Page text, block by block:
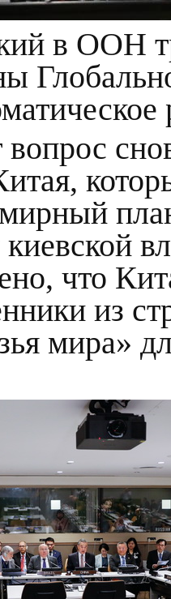
в ООН
вопрос
что
из
мира»